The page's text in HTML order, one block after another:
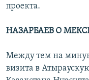
проекта.
НАЗАРБАЕВ О
Между тем на
визита в